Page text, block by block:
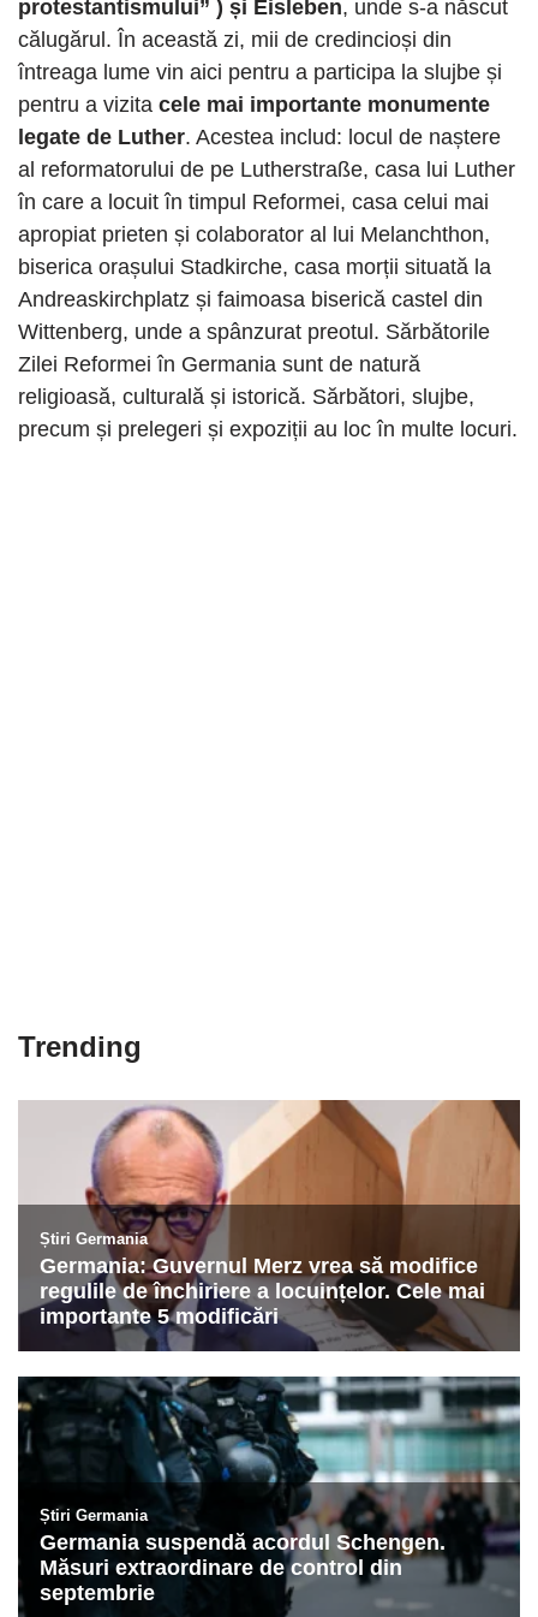
protestantismului” ) și Eisleben, unde s-a născut
călugărul. În această zi, mii de credincioși din
întreaga lume vin aici pentru a participa la slujbe și
pentru a vizita cele mai importante monumente
legate de Luther. Acestea includ: locul de naștere
al reformatorului de pe Lutherstraße, casa lui Luther
în care a locuit în timpul Reformei, casa celui mai
apropiat prieten și colaborator al lui Melanchthon,
biserica orașului Stadkirche, casa morții situată la
Andreaskirchplatz și faimoasa biserică castel din
Wittenberg, unde a spânzurat preotul. Sărbătorile
Zilei Reformei în Germania sunt de natură
religioasă, culturală și istorică. Sărbători, slujbe,
precum și prelegeri și expoziții au loc în multe locuri.
Trending